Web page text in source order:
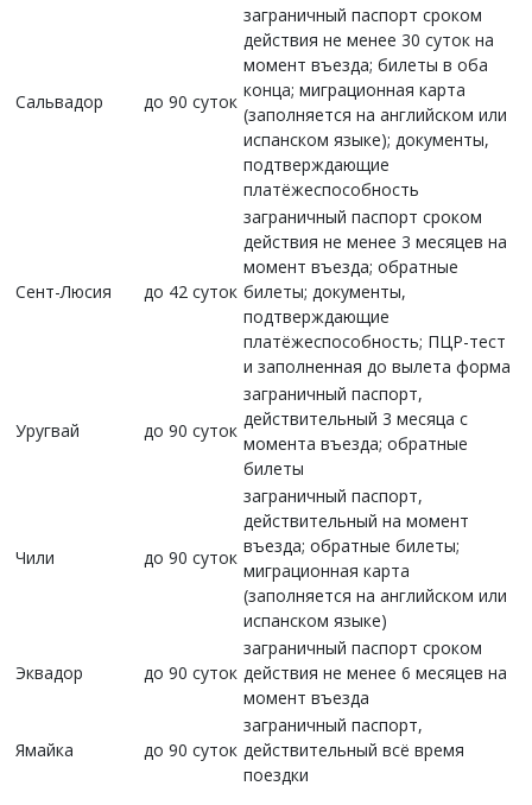
Сальвадор до 90 суток
заграничный паспорт сроком
действия не менее 30 суток на
момент въезда; билеты в оба
конца; миграционная карта
(заполняется на английском или
испанском языке); документы,
подтверждающие
платёжеспособность
Сент-Люсия до 42 суток
заграничный паспорт сроком
действия не менее 3 месяцев на
момент въезда; обратные
билеты; документы,
подтверждающие
платёжеспособность; ПЦР-тест
и заполненная до вылета форма
Уругвай до 90 суток
заграничный паспорт,
действительный 3 месяца с
момента въезда; обратные
билеты
Чили до 90 суток
заграничный паспорт,
действительный на момент
въезда; обратные билеты;
миграционная карта
(заполняется на английском или
испанском языке)
Эквадор до 90 суток
заграничный паспорт сроком
действия не менее 6 месяцев на
момент въезда
Ямайка до 90 суток
заграничный паспорт,
действительный всё время
поездки